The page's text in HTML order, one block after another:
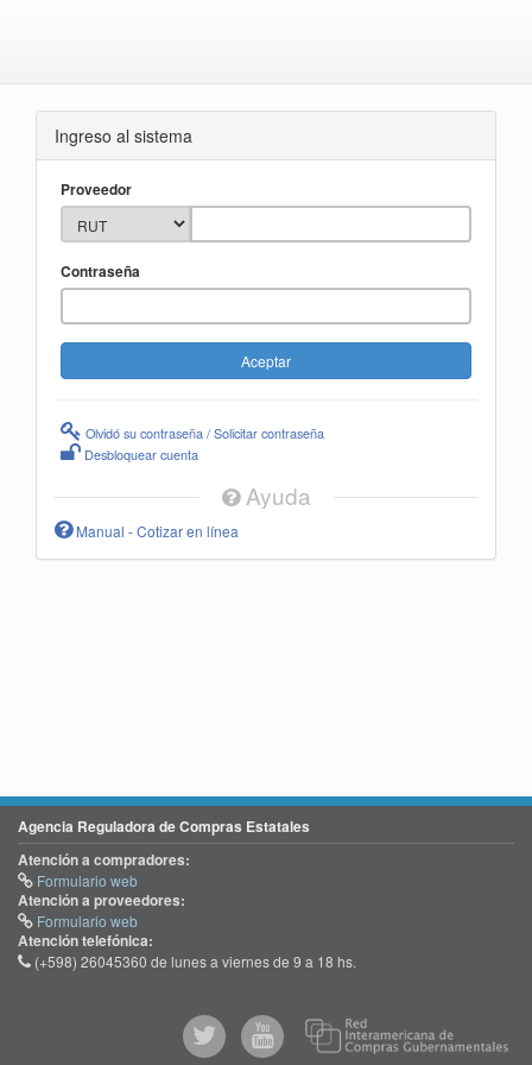
Ingreso al sistema
Proveedor
Contraseña
Olvidó su contraseña / Solicitar contraseña
Desbloquear cuenta
Ayuda
Manual - Cotizar en línea
Agencia Reguladora de Compras Estatales
Atención a compradores:
Formulario web
Atención a proveedores:
Formulario web
Atención telefónica:
(+598) 26045360 de lunes a viernes de 9 a 18 hs.
@comprasgubuy
ACCE